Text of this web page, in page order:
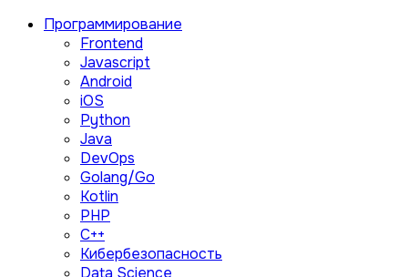
Программирование
Frontend
Javascript
Android
iOS
Python
Java
DevOps
Golang/Go
Kotlin
PHP
C++
Кибербезопасность
Data Science